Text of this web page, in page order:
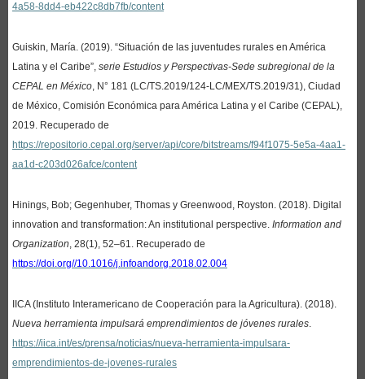
4a58-8dd4-eb422c8db7fb/content
Guiskin, María. (2019). “Situación de las juventudes rurales en América
Latina y el Caribe”, serie Estudios y Perspectivas-Sede subregional de la
CEPAL en México, N° 181 (LC/TS.2019/124-LC/MEX/TS.2019/31), Ciudad
de México, Comisión Económica para América Latina y el Caribe (CEPAL),
2019. Recuperado de
https://repositorio.cepal.org/server/api/core/bitstreams/f94f1075-5e5a-4aa1-
aa1d-c203d026afce/content
Hinings, Bob; Gegenhuber, Thomas y Greenwood, Royston. (2018). Digital
innovation and transformation: An institutional perspective. Information and
Organization, 28(1), 52–61. Recuperado de
https://doi.org//10.1016/j.infoandorg.2018.02.004
IICA (Instituto Interamericano de Cooperación para la Agricultura). (2018).
Nueva herramienta impulsará emprendimientos de jóvenes rurales.
https://iica.int/es/prensa/noticias/nueva-herramienta-impulsara-
emprendimientos-de-jovenes-rurales